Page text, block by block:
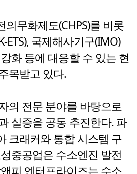
무화제도(CHPS)를 비롯
ETS), 국제해사기구(IMO)
화 등에 대응할 수 있는 현
목받고 있다.
의 전문 분야를 바탕으로
실증을 공동 추진한다. 파
크래커와 통합 시스템 구
중공업은 수소엔진 발전
피 엔터프라이즈는 수소